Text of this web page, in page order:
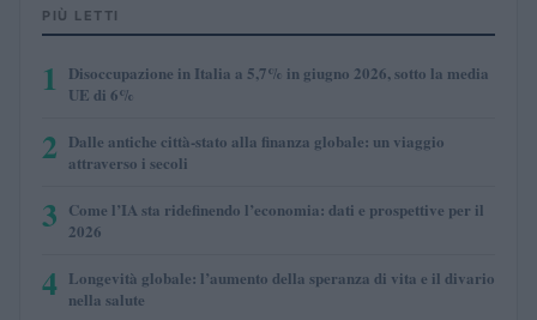
PIÙ LETTI
1
Disoccupazione in Italia a 5,7% in giugno 2026, sotto la media
UE di 6%
2 Dalle antiche città-stato alla finanza globale: un viaggio
attraverso i secoli
3 Come l’IA sta ridefinendo l’economia: dati e prospettive per il
2026
4 Longevità globale: l’aumento della speranza di vita e il divario
nella salute